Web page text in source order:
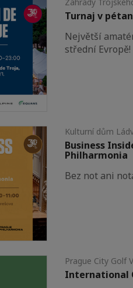
Turnaj v
Největší
střední Evropě!
Kulturní dům
Business
Philharmonia
Bez not ani
Prague City Golf
International